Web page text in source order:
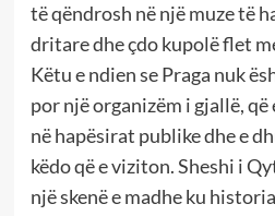
të qëndrosh në një muze të
dritare dhe çdo kupolë flet
Këtu e ndien se Praga nuk
por një organizëm i gjallë,
në hapësirat publike dhe e
këdo që e viziton. Sheshi i
një skenë e madhe ku